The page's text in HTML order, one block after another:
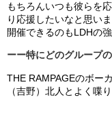
もちろんいつも彼らを
り応援したいなと思い
開催できるのもLDHの
ーー特にどのグループ
THE RAMPAGEのボー
（吉野）北人とよく喋